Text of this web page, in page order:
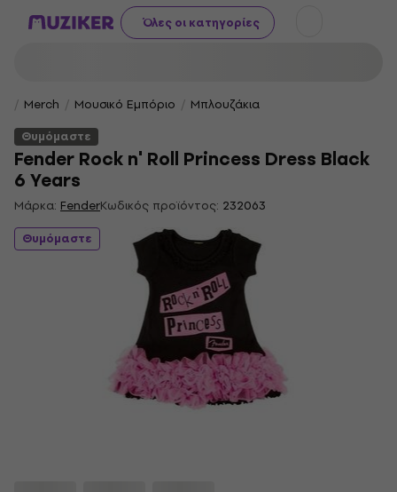
Όλες οι κατηγορίες
Merch Μουσικό Εμπόριο
Μπλουζάκια
Θυμόμαστε
Fender Rock n' Roll Princess Dress Black
6 Years
Μάρκα: FenderΚωδικός προϊόντος: 232063
Θυμόμαστε